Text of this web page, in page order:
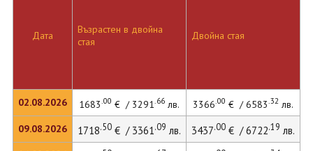
Дата
02.08.2026
09.08.2026
Възрастен в двойна
стая
Двойна стая
1683.00 € / 3291.66лв. 3366.00 € / 6583.32лв.
1718.50€ / 3361.09 лв. 3437.00€ / 6722.19 лв.